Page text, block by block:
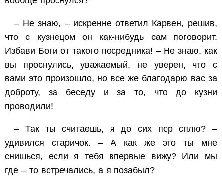
– Не знаю, – искренне ответил Карвен, решив,
что с кузнецом он как-нибудь сам поговорит.
Избави Боги от такого посредника! – Не знаю, как
вы проснулись, уважаемый, не уверен, что с
вами это произошло, но все же благодарю вас за
доброту, за беседу и за то, что до кузни
проводили!
– Так ты считаешь, я до сих пор сплю? –
удивился старичок. – А как же это ты мне
снишься, если я тебя впервые вижу? Или мы
где – то встречались, а я позабыл?